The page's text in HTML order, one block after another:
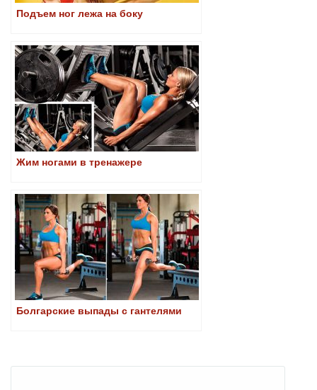
Подъем ног лежа на боку
Жим ногами в тренажере
Болгарские выпады с гантелями